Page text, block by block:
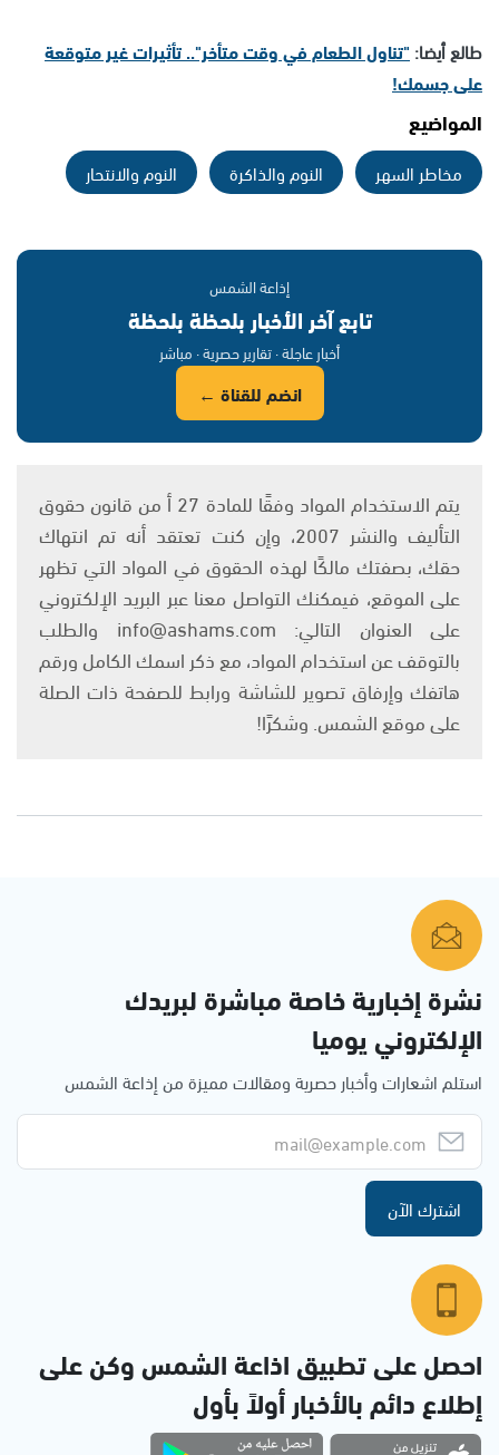
طالع أيضا: "تناول الطعام في وقت متأخر".. تأثيرات غير متوقعة
على جسمك!
المواضيع
مخاطر السهر النوم والذاكرة النوم والانتحار
إذاعة الشمس
تابع آخر الأخبار بلحظة بلحظة
أخبار عاجلة · تقارير حصرية · مباشر
انضم للقناة ←
يتم الاستخدام المواد وفقًا للمادة 27 أ من قانون حقوق
التأليف والنشر 2007، وإن كنت تعتقد أنه تم انتهاك
حقك، بصفتك مالكًا لهذه الحقوق في المواد التي تظهر
على الموقع، فيمكنك التواصل معنا عبر البريد الإلكتروني
على العنوان التالي: info@ashams.com والطلب
بالتوقف عن استخدام المواد، مع ذكر اسمك الكامل ورقم
هاتفك وإرفاق تصوير للشاشة ورابط للصفحة ذات الصلة
على موقع الشمس. وشكرًا!
نشرة إخبارية خاصة مباشرة لبريدك
الإلكتروني يوميا
استلم اشعارات وأخبار حصرية ومقالات مميزة من إذاعة الشمس
اشترك الآن
احصل على تطبيق اذاعة الشمس وكن على
إطلاع دائم بالأخبار أولاً بأول